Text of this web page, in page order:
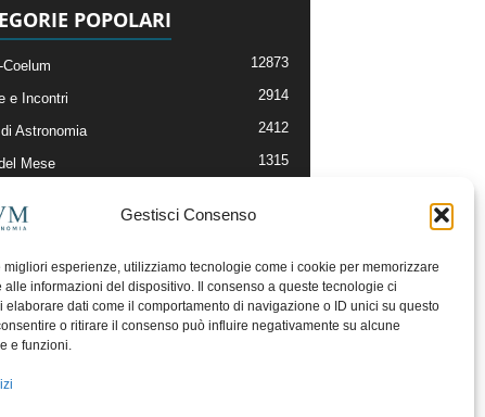
Gestisci Consenso
migliori esperienze, utilizziamo tecnologie come i cookie per memorizzare
alle informazioni del dispositivo. Il consenso a queste tecnologie ci
elaborare dati come il comportamento di navigazione o ID unici su questo
o ritirare il consenso può influire negativamente su alcune
e funzioni.
POPOLARI
12873
e Incontri 2914
Astronomia 2412
Mese 1315
e Risorse On-Line
della Redazione